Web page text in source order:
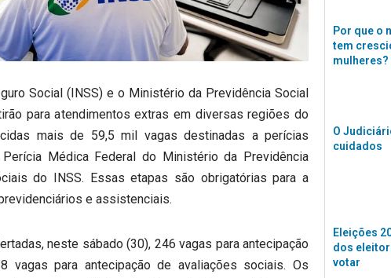
Social (INSS) e o Ministério da Previdência Social
para atendimentos extras em diversas regiões do
mais de 59,5 mil vagas destinadas a perícias
Médica Federal do Ministério da Previdência
do INSS. Essas etapas são obrigatórias para a
e assistenciais.
neste sábado (30), 246 vagas para antecipação
vagas para antecipação de avaliações sociais. Os
Por que o
tem
O
cuidados
Eleições
dos
votar